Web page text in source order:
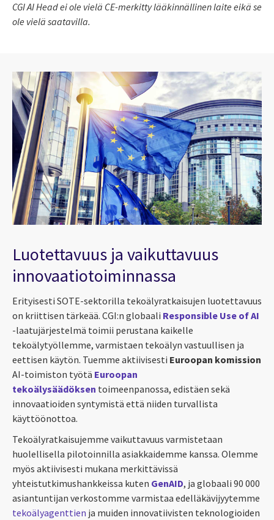
CGI AI Head ei ole vielä CE-merkitty lääkinnällinen laite eikä se
ole vielä saatavilla.
Luotettavuus ja vaikuttavuus
innovaatiotoiminnassa
Erityisesti SOTE-sektorilla tekoälyratkaisujen luotettavuus
on kriittisen tärkeää. CGI:n globaali Responsible Use of AI
-laatujärjestelmä toimii perustana kaikelle
tekoälytyöllemme, varmistaen tekoälyn vastuullisen ja
eettisen käytön. Tuemme aktiivisesti Euroopan komission
AI-toimiston työtä Euroopan
tekoälysäädöksen toimeenpanossa, edistäen sekä
innovaatioiden syntymistä että niiden turvallista
käyttöönottoa.
Tekoälyratkaisujemme vaikuttavuus varmistetaan
huolellisella pilotoinnilla asiakkaidemme kanssa. Olemme
myös aktiivisesti mukana merkittävissä
yhteistutkimushankkeissa kuten GenAID, ja globaali 90 000
asiantuntijan verkostomme varmistaa edelläkävijyytemme
tekoälyagenttien ja muiden innovatiivisten teknologioiden